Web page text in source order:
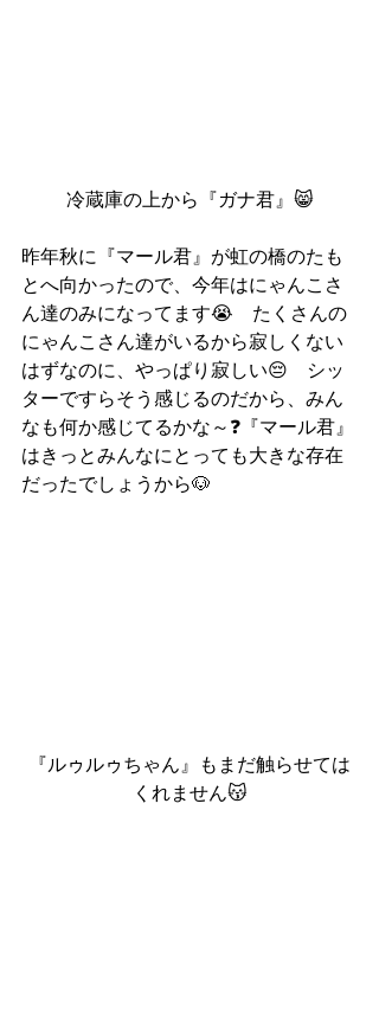
冷蔵庫の上から『ガナ君』😸
昨年秋に『マール君』が虹の橋のたも
とへ向かったので、今年はにゃんこさ
ん達のみになってます😭　たくさんの
にゃんこさん達がいるから寂しくない
はずなのに、やっぱり寂しい😔　シッ
ターですらそう感じるのだから、みん
なも何か感じてるかな～❓『マール君』
はきっとみんなにとっても大きな存在
だったでしょうから🐶
『ルゥルゥちゃん』もまだ触らせては
くれません😽